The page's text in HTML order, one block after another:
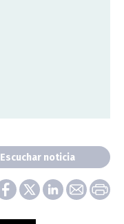
Escuchar noticia